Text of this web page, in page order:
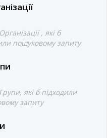
, які б
пошуковому запиту
які б підходили
запиту